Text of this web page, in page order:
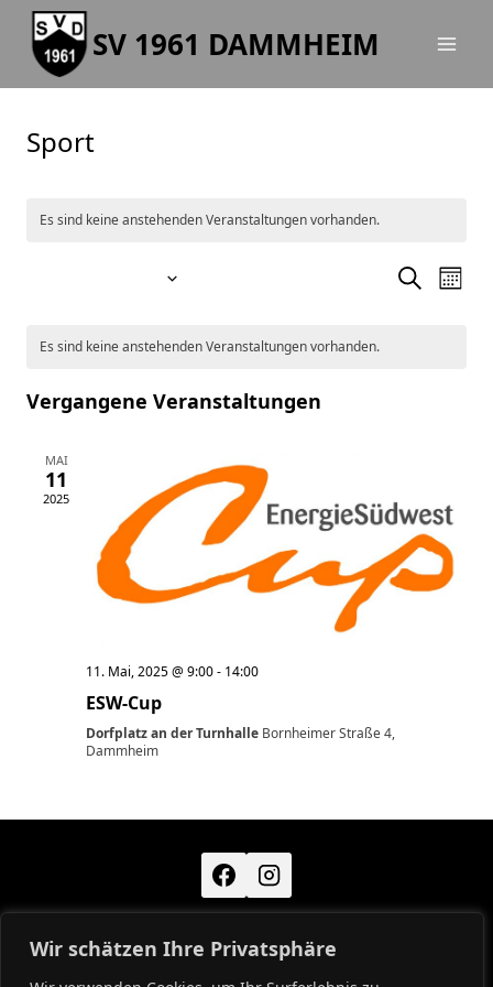
Wir schätzen Ihre Privatsphäre
Zum
Inhalt
springen
SV 1961 DAMMHEIM
Sport
Es sind keine anstehenden Veranstaltungen vorhanden.
SucheMonat
wählen.
Kalender
Es sind keine anstehenden Veranstaltungen vorhanden.
Vergangene Veranstaltungen
MAI
11
2025
11. Mai, 2025 @ 9:00- 14:00
ESW-Cup
Dorfplatz an der Turnhalle Bornheimer Straße 4,
Dammheim
KONTAKT IMPRESSUM DATENSCHUTZ